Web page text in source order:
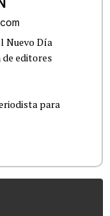
Nuevo Día
editores
para